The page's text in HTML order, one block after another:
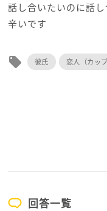
話し合いたいのに話
辛いです
local_offer 彼氏 恋人（カップ
回答一覧